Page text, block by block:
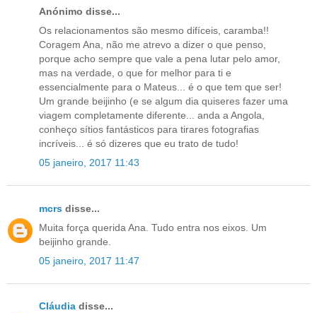
Anónimo disse...
Os relacionamentos são mesmo difíceis, caramba!!
Coragem Ana, não me atrevo a dizer o que penso,
porque acho sempre que vale a pena lutar pelo amor,
mas na verdade, o que for melhor para ti e
essencialmente para o Mateus... é o que tem que ser!
Um grande beijinho (e se algum dia quiseres fazer uma
viagem completamente diferente... anda a Angola,
conheço sítios fantásticos para tirares fotografias
incríveis... é só dizeres que eu trato de tudo!
05 janeiro, 2017 11:43
mcrs disse...
Muita força querida Ana. Tudo entra nos eixos. Um
beijinho grande.
05 janeiro, 2017 11:47
Cláudia disse...